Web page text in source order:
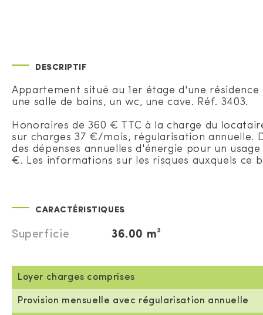
DESCRIPTIF
Appartement situé au 1er étage d'une
une salle de bains, un wc, une cave. Réf. 3403.
Honoraires de 360 € TTC à la charge du
sur charges 37 €/mois, régularisation annuelle.
des dépenses annuelles d'énergie pour un
€. Les informations sur les risques auxquels ce
CARACTÉRISTIQUES
Superficie 36.00 m²
Loyer charges comprises
Provision mensuelle avec régularisation annuelle